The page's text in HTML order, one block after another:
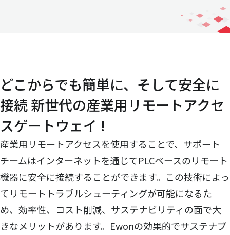
どこからでも簡単に、そして安全に
接続 新世代の産業用リモートアクセ
スゲートウェイ !
産業用リモートアクセスを使用することで、サポート
チームはインターネットを通じてPLCベースのリモート
機器に安全に接続することができます。この技術によっ
てリモートトラブルシューティングが可能になるた
め、効率性、コスト削減、サステナビリティの面で大
きなメリットがあります。Ewonの効果的でサステナブ